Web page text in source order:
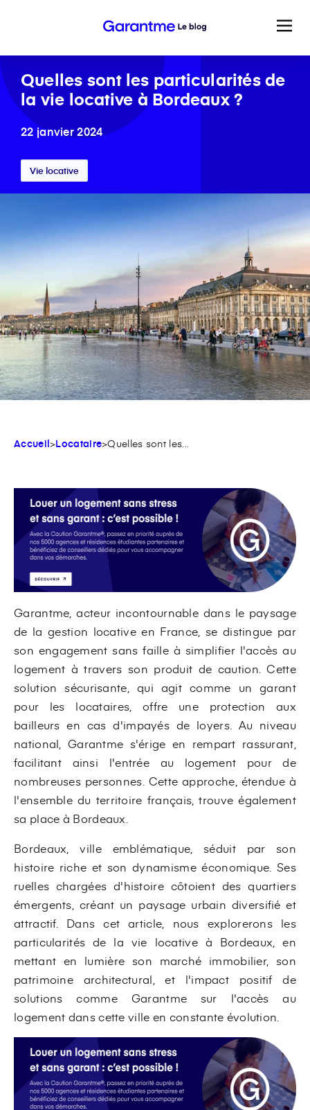
Quelles sont les particularités de
la vie locative à Bordeaux ?
22 janvier 2024
Vie locative
Accueil>Locataire>Quelles sont les...
Garantme, acteur incontournable dans le paysage
de la gestion locative en France, se distingue par
son engagement sans faille à simplifier l'accès au
logement à travers son produit de caution. Cette
solution sécurisante, qui agit comme un garant
pour les locataires, offre une protection aux
bailleurs en cas d'impayés de loyers. Au niveau
national, Garantme s'érige en rempart rassurant,
facilitant ainsi l'entrée au logement pour de
nombreuses personnes. Cette approche, étendue à
l'ensemble du territoire français, trouve également
sa place à Bordeaux.
Bordeaux, ville emblématique, séduit par son
histoire riche et son dynamisme économique. Ses
ruelles chargées d'histoire côtoient des quartiers
émergents, créant un paysage urbain diversifié et
attractif. Dans cet article, nous explorerons les
particularités de la vie locative à Bordeaux, en
mettant en lumière son marché immobilier, son
patrimoine architectural, et l'impact positif de
solutions comme Garantme sur l'accès au
logement dans cette ville en constante évolution.